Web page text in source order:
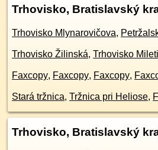
Trhovisko, Bratislavský
Trhovisko Mlynarovičova,
Trhovisko Žilinská, Trhovisko
Faxcopy, Faxcopy, Faxcopy,
Stará tržnica, Tržnica pri Heliose,
Trhovisko, Bratislavský